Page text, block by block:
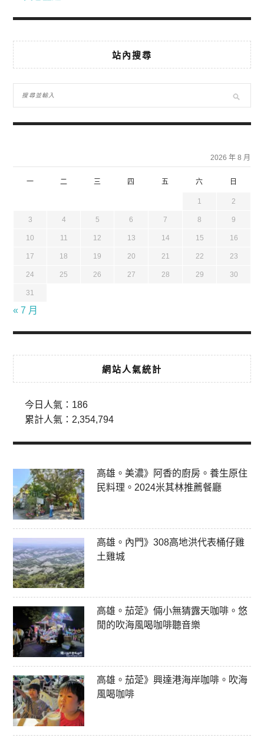
站內搜尋
2026 年 8 月
一 二 三 四 五 六 日
1 2
3 4 5 6 7 8 9
10 11 12 13 14 15 16
17 18 19 20 21 22 23
24 25 26 27 28 29 30
31
« 7 月
網站人氣統計
今日人氣： 186
累計人氣： 2,354,794
高雄。美濃》阿香的廚房。養生原住
民料理。2024米其林推薦餐廳
高雄。內門》308高地洪代表桶仔雞
土雞城
高雄。茄萣》倆小無猜露天咖啡。悠
閒的吹海風喝咖啡聽音樂
高雄。茄萣》興達港海岸咖啡。吹海
風喝咖啡